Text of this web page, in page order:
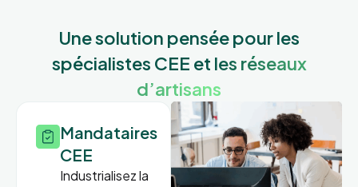
Une solution pensée pour les
spécialistes CEE et les réseaux
d’artisans
Mandataires
CEE
Industrialisez la